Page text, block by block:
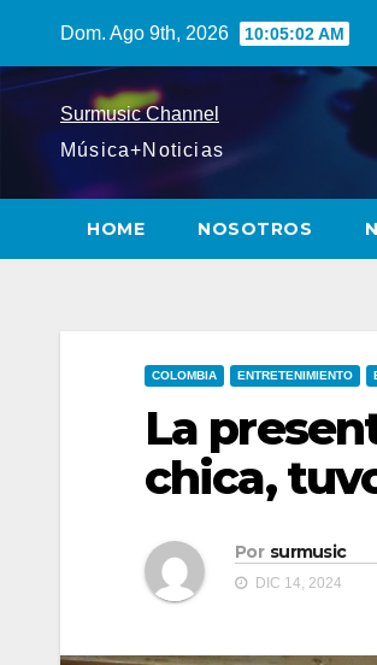
contenido
Dom. Ago 9th, 2026 10:05:04 AM
Surmusic Channel
Música+Noticias
HOME NOSOTROS
COLOMBIA ENTRETENIMIENTO
La
chica,
Por surmusic
DIC 14, 2024